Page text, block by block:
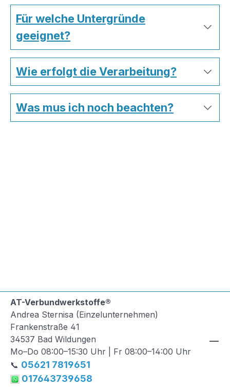
Für welche Untergründe
geeignet?
Wie erfolgt die Verarbeitung?
Was mus ich noch beachten?
AT-Verbundwerkstoffe®
Andrea Sternisa (Einzelunternehmen)
Frankenstraße 41
34537 Bad Wildungen
Mo–Do 08:00–15:30 Uhr | Fr 08:00–14:00 Uhr
📞 05621 7819651
017643739658